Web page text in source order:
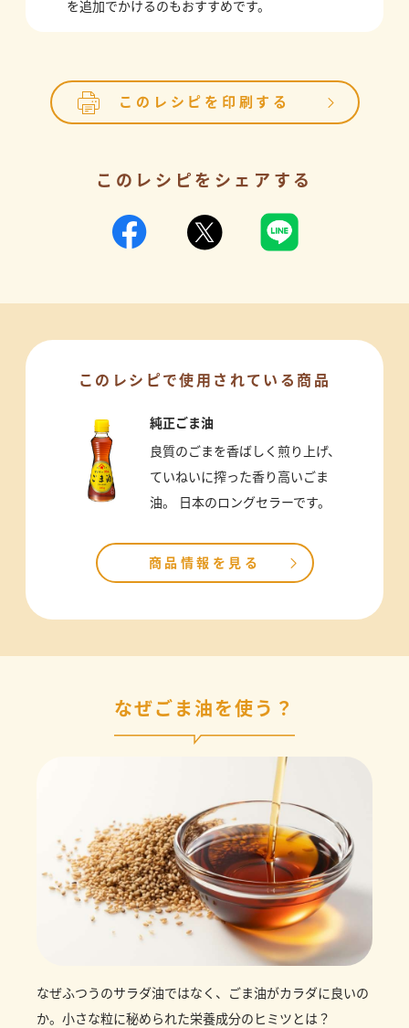
を追加でかけるのもおすすめです。
このレシピを印刷する
このレシピをシェアする
このレシピで使用されている商品
純正ごま油
良質のごまを香ばしく煎り上げ、
ていねいに搾った香り高いごま
油。 日本のロングセラーです。
商品情報を見る
なぜごま油を使う？
なぜふつうのサラダ油ではなく、ごま油がカラダに良いの
か。小さな粒に秘められた栄養成分のヒミツとは？